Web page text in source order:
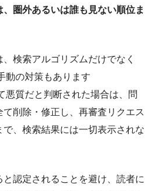
圏外あるいは誰も見ない順位ま
検索アルゴリズムだけでなく
動の対策もあります
悪質だと判断された場合は、問
削除・修正し、再審査リクエス
で、検索結果には一切表示されな
認定されることを避け、読者に